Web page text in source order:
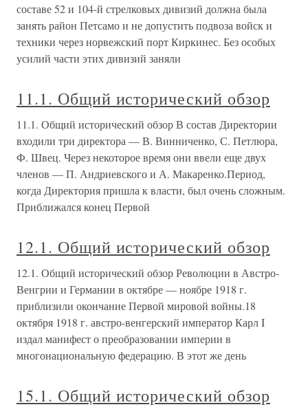
составе 52 и 104-й стрелковых дивизий должна была
занять район Петсамо и не допустить подвоза войск и
техники через норвежский порт Киркинес. Без особых
усилий части этих дивизий заняли
11.1. Общий исторический обзор
11.1. Общий исторический обзор В состав Директории
входили три директора — В. Винниченко, С. Петлюра,
Ф. Швец. Через некоторое время они ввели еще двух
членов — П. Андриевского и А. Макаренко.Период,
когда Директория пришла к власти, был очень сложным.
Приближался конец Первой
12.1. Общий исторический обзор
12.1. Общий исторический обзор Революции в Австро-
Венгрии и Германии в октябре — ноябре 1918 г.
приблизили окончание Первой мировой войны.18
октября 1918 г. австро-венгерский император Карл I
издал манифест о преобразовании империи в
многонациональную федерацию. В этот же день
15.1. Общий исторический обзор